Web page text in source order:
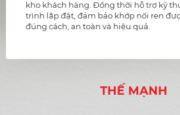
kho khách hàng. Đồng thời hỗ trợ kỹ
trình lắp đặt, đảm bảo khớp nối ren
đúng cách, an toàn và hiệu quả.
THẾ MẠNH